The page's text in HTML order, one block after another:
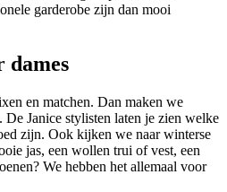
garderobe zijn dan mooi
en matchen. Dan maken we
De Janice stylisten laten je zien welke
zijn. Ook kijken we naar winterse
jas, een wollen trui of vest, een
We hebben het allemaal voor